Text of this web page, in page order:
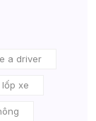
a driver
xe